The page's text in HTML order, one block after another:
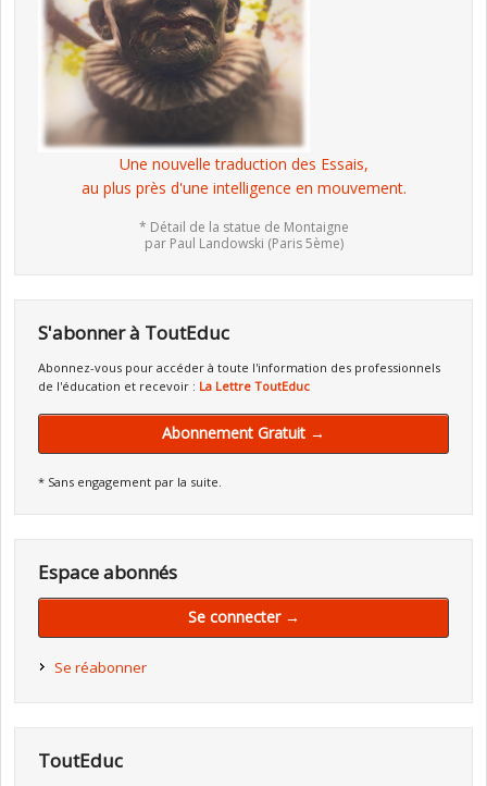
Une nouvelle traduction des Essais,
au plus près d'une intelligence en mouvement.
* Détail de la statue de Montaigne
par Paul Landowski (Paris 5ème)
S'abonner à ToutEduc
Abonnez-vous pour accéder à toute l'information des professionnels
de l'éducation et recevoir : La Lettre ToutEduc
Abonnement Gratuit →
* Sans engagement par la suite.
Espace abonnés
Se connecter →
Se réabonner
ToutEduc